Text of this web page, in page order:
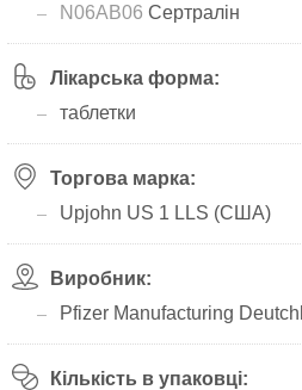
N06AB06 Сертралін
Лікарська форма:
таблетки
Торгова марка:
Upjohn US 1 LLS (США)
Виробник:
Pfizer Manufacturing
Кількість в упаковці: